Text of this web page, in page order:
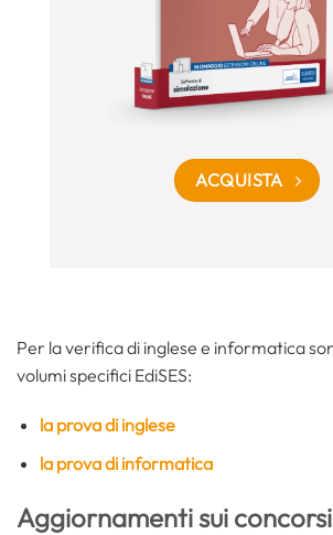
ACQUISTA
Per la verifica di inglese e informatica
volumi specifici EdiSES:
la prova di inglese
la prova di informatica
Aggiornamenti sui concorsi